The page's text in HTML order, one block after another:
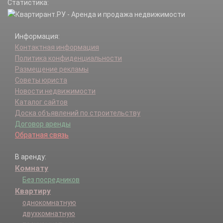
Брыково д.
Будьково д.
Букарево д.
Буньково д.
Бутырки д.
Васильевское-Голохвастово д.
Веледниково д.
Вельяминово д.
Веретенки д.
Верхуртово д.
Воронино д.
Воскресенки д.
Высоково д.
Гидроузла им Куйбышева п.
Глебово д.
Глебово-Избище д.
Глебовский п.
Глинки д.
Статистика:
Информация:
Контактная информация
Политика конфиденциальности
Размещение рекламы
Советы юриста
Новости недвижимости
Каталог сайтов
Доска объявлений по строительству
Договор аренды
Обратная связь
В аренду:
Комнату
Без посредников
Квартиру
однокомнатную
двухкомнатную